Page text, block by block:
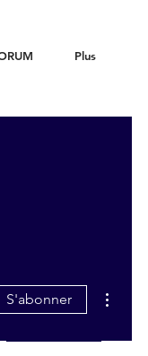
Plus
S'abonner